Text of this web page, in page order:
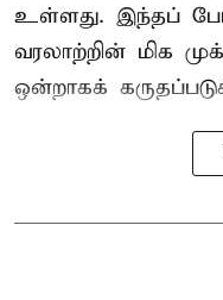
உள்ளது. இந்தப்
வரலாற்றின் மிக
ஒன்றாகக்